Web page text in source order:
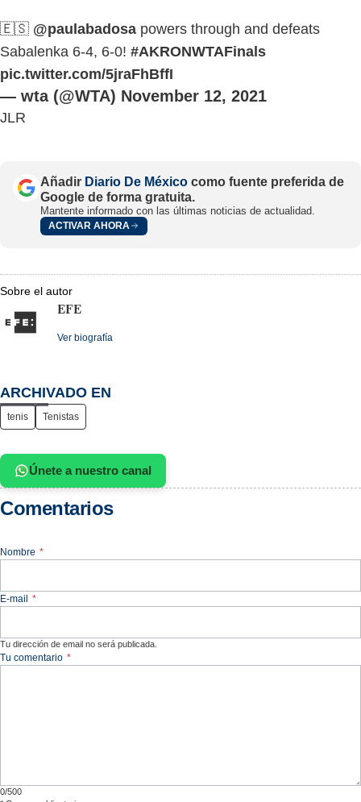
🇪🇸 @paulabadosa powers through and defeats
Sabalenka 6-4, 6-0! #AKRONWTAFinals
pic.twitter.com/5jraFhBffI
— wta (@WTA) November 12, 2021
JLR
Añadir Diario De México como fuente preferida de
Google de forma gratuita.
Mantente informado con las últimas noticias de actualidad.
ACTIVAR AHORA
Sobre el autor
EFE
Ver biografía
ARCHIVADO EN
tenis Tenistas
Únete a nuestro canal
Comentarios
Nombre *
E-mail *
Tu dirección de email no será publicada.
Tu comentario *
0/500